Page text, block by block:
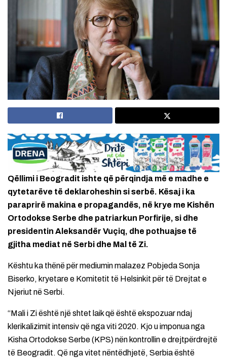
Qëllimi i Beogradit ishte që përqindja më e madhe e
qytetarëve të deklaroheshin si serbë. Kësaj i ka
paraprirë makina e propagandës, në krye me Kishën
Ortodokse Serbe dhe patriarkun Porfirije, si dhe
presidentin Aleksandër Vuçiq, dhe pothuajse të
gjitha mediat në Serbi dhe Mal të Zi.
Kështu ka thënë për mediumin malazez Pobjeda Sonja
Biserko, kryetare e Komitetit të Helsinkit për të Drejtat e
Njeriut në Serbi.
“Mali i Zi është një shtet laik që është ekspozuar ndaj
klerikalizimit intensiv që nga viti 2020. Kjo u imponua nga
Kisha Ortodokse Serbe (KPS) nën kontrollin e drejtpërdrejtë
të Beogradit. Që nga vitet nëntëdhjetë, Serbia është